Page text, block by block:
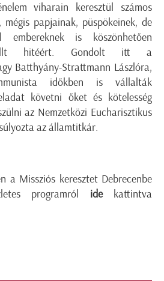
viharain keresztül számos
papjainak, püspökeinek, de
is köszönhetően
hitéért. Gondolt itt a
Batthyány-Strattmann Lászlóra,
időkben is vállalták
követni őket és kötelesség
az Nemzetközi Eucharisztikus
az államtitkár.
a Missziós keresztet Debrecenbe
programról idekattintva